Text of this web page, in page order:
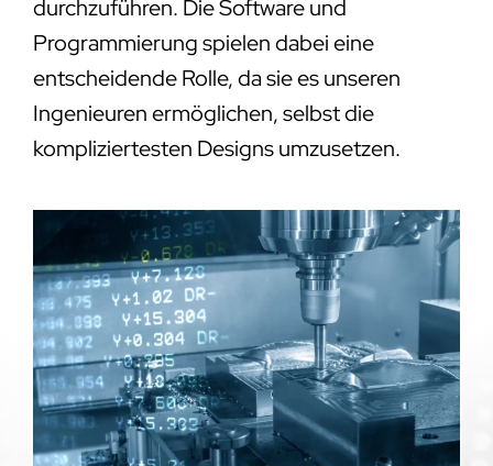
durchzuführen. Die Software und
Programmierung spielen dabei eine
entscheidende Rolle, da sie es unseren
Ingenieuren ermöglichen, selbst die
kompliziertesten Designs umzusetzen.